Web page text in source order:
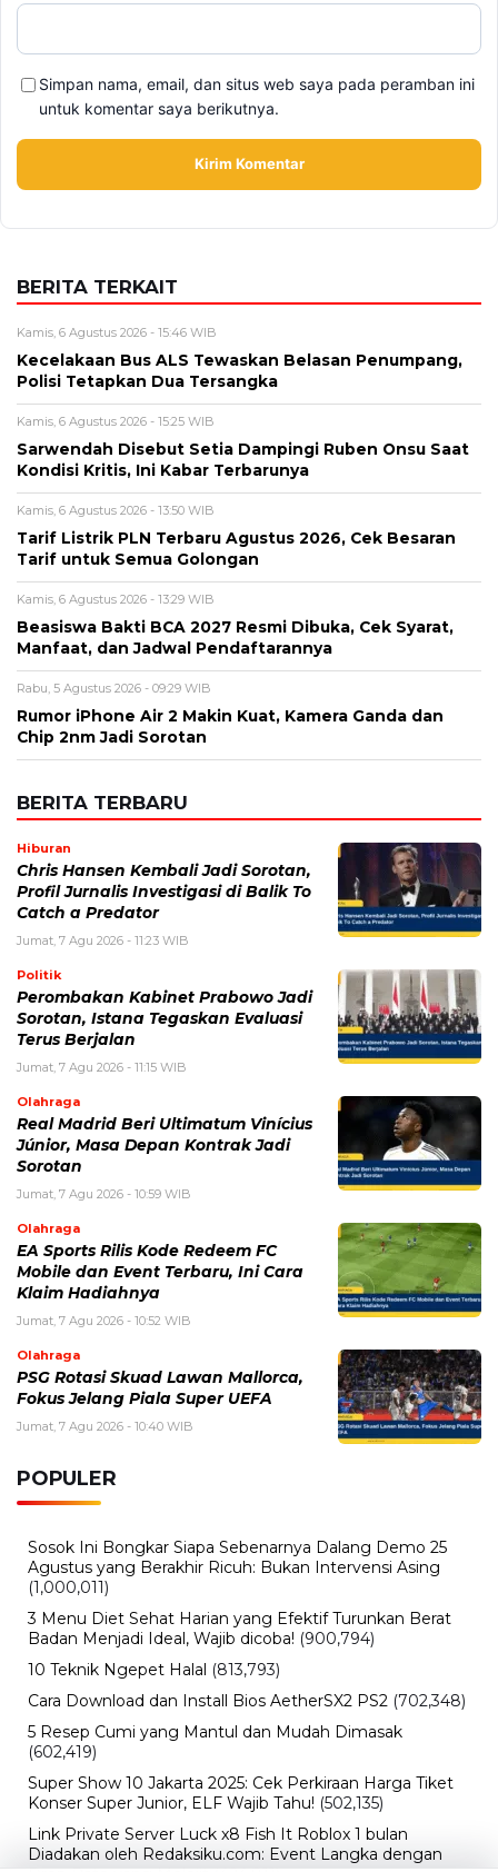
Simpan nama, email, dan situs web saya pada peramban ini
untuk komentar saya berikutnya.
BERITA TERKAIT
Kamis, 6 Agustus 2026 - 15:46 WIB
Kecelakaan Bus ALS Tewaskan Belasan Penumpang,
Polisi Tetapkan Dua Tersangka
Kamis, 6 Agustus 2026 - 15:25 WIB
Sarwendah Disebut Setia Dampingi Ruben Onsu Saat
Kondisi Kritis, Ini Kabar Terbarunya
Kamis, 6 Agustus 2026 - 13:50 WIB
Tarif Listrik PLN Terbaru Agustus 2026, Cek Besaran
Tarif untuk Semua Golongan
Kamis, 6 Agustus 2026 - 13:29 WIB
Beasiswa Bakti BCA 2027 Resmi Dibuka, Cek Syarat,
Manfaat, dan Jadwal Pendaftarannya
Rabu, 5 Agustus 2026 - 09:29 WIB
Rumor iPhone Air 2 Makin Kuat, Kamera Ganda dan
Chip 2nm Jadi Sorotan
BERITA TERBARU
Hiburan
Chris Hansen Kembali Jadi Sorotan,
Profil Jurnalis Investigasi di Balik To
Catch a Predator
Jumat, 7 Agu 2026 - 11:23 WIB
Politik
Perombakan Kabinet Prabowo Jadi
Sorotan, Istana Tegaskan Evaluasi
Terus Berjalan
Jumat, 7 Agu 2026 - 11:15 WIB
Olahraga
Real Madrid Beri Ultimatum Vinícius
Júnior, Masa Depan Kontrak Jadi
Sorotan
Jumat, 7 Agu 2026 - 10:59 WIB
Olahraga
EA Sports Rilis Kode Redeem FC
Mobile dan Event Terbaru, Ini Cara
Klaim Hadiahnya
Jumat, 7 Agu 2026 - 10:52 WIB
Olahraga
PSG Rotasi Skuad Lawan Mallorca,
Fokus Jelang Piala Super UEFA
Jumat, 7 Agu 2026 - 10:40 WIB
POPULER
Sosok Ini Bongkar Siapa Sebenarnya Dalang Demo 25
Agustus yang Berakhir Ricuh: Bukan Intervensi Asing
(1,000,011)
3 Menu Diet Sehat Harian yang Efektif Turunkan Berat
Badan Menjadi Ideal, Wajib dicoba! (900,794)
10 Teknik Ngepet Halal (813,793)
Cara Download dan Install Bios AetherSX2 PS2 (702,348)
5 Resep Cumi yang Mantul dan Mudah Dimasak
(602,419)
Super Show 10 Jakarta 2025: Cek Perkiraan Harga Tiket
Konser Super Junior, ELF Wajib Tahu! (502,135)
Link Private Server Luck x8 Fish It Roblox 1 bulan
Diadakan oleh Redaksiku.com: Event Langka dengan